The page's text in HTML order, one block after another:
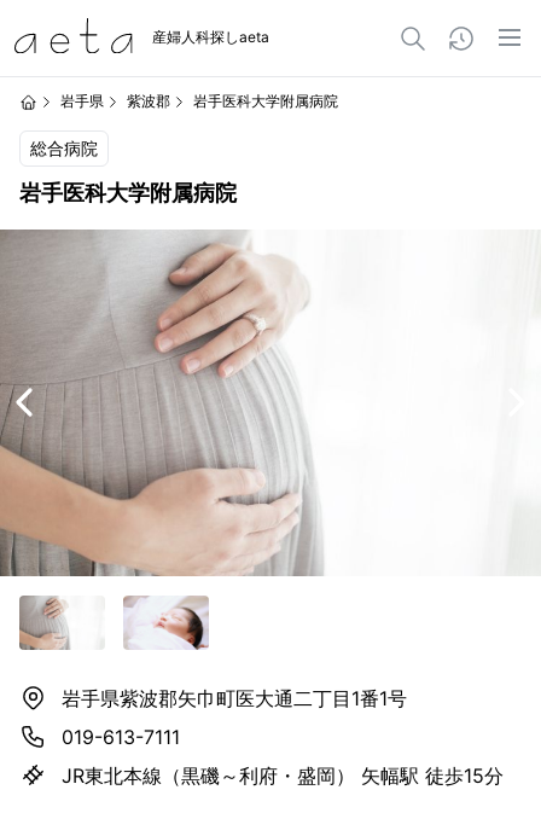
産婦人科探しaeta
岩手県 紫波郡 岩手医科大学附属病院
総合病院
岩手医科大学附属病院
岩手県紫波郡矢巾町医大通二丁目1番1号
019-613-7111
JR東北本線（黒磯～利府・盛岡） 矢幅駅 徒歩15分